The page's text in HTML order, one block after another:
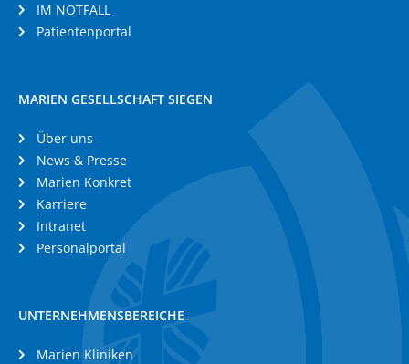
IM NOTFALL
Patientenportal
MARIEN GESELLSCHAFT SIEGEN
Über uns
News & Presse
Marien Konkret
Karriere
Intranet
Personalportal
UNTERNEHMENSBEREICHE
Marien Kliniken